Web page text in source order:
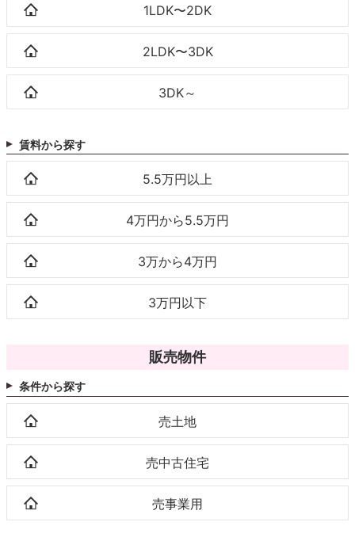
1LDK〜2DK
2LDK〜3DK
3DK～
賃料から探す
5.5万円以上
4万円から5.5万円
3万から4万円
3万円以下
販売物件
条件から探す
売土地
売中古住宅
売事業用